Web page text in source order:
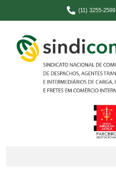
(11) 3255-2599